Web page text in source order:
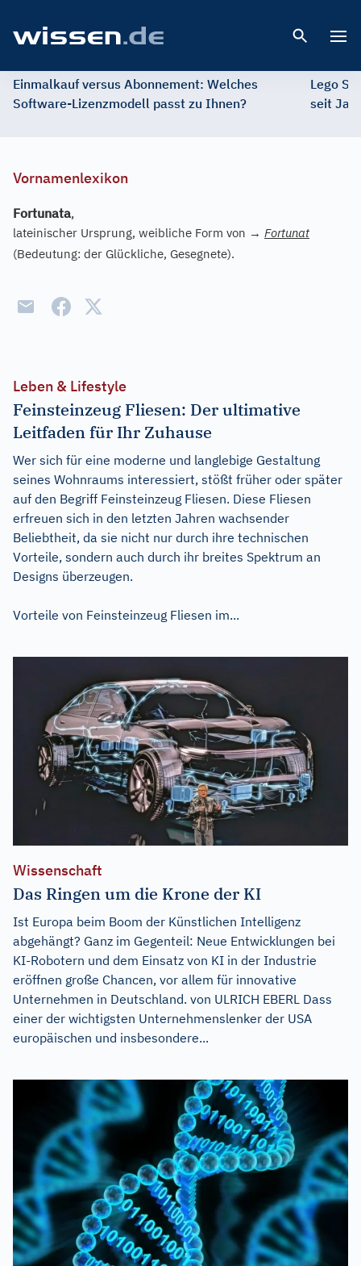
Einmalkauf versus Abonnement: Welches
Software-Lizenzmodell passt zu Ihnen?
Lego
seit
Vornamenlexikon
Fortunata,
lateinischer Ursprung, weibliche Form von → Fortunat
(Bedeutung: der Glückliche, Gesegnete).
Leben & Lifestyle
Feinsteinzeug Fliesen: Der ultimative
Leitfaden für Ihr Zuhause
Wer sich für eine moderne und langlebige Gestaltung
seines Wohnraums interessiert, stößt früher oder später
auf den Begriff Feinsteinzeug Fliesen. Diese Fliesen
erfreuen sich in den letzten Jahren wachsender
Beliebtheit, da sie nicht nur durch ihre technischen
Vorteile, sondern auch durch ihr breites Spektrum an
Designs überzeugen.
Vorteile von Feinsteinzeug Fliesen im...
Wissenschaft
Das Ringen um die Krone der KI
Ist Europa beim Boom der Künstlichen Intelligenz
abgehängt? Ganz im Gegenteil: Neue Entwicklungen bei
KI-Robotern und dem Einsatz von KI in der Industrie
eröffnen große Chancen, vor allem für innovative
Unternehmen in Deutschland. von ULRICH EBERL Dass
einer der wichtigsten Unternehmenslenker der USA
europäischen und insbesondere...